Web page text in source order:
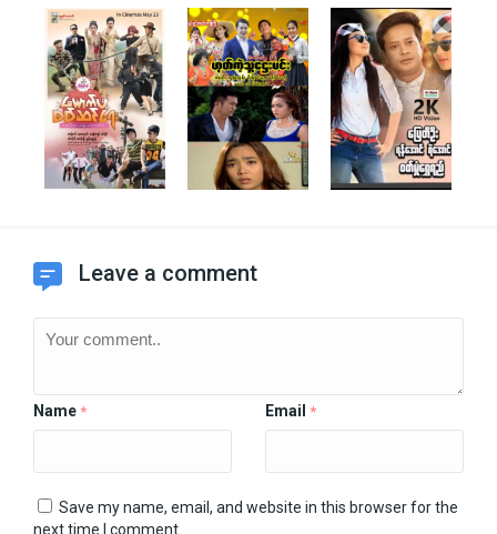
Leave a comment
Name * Email *
Save my name, email, and website in this browser for the
next time I comment.